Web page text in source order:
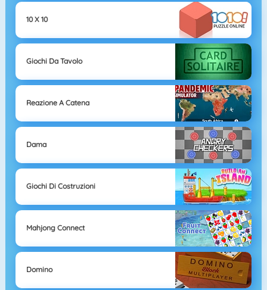
10 X 10
Giochi Da Tavolo
Reazione A Catena
Dama
Giochi Di Costruzioni
Mahjong Connect
Domino